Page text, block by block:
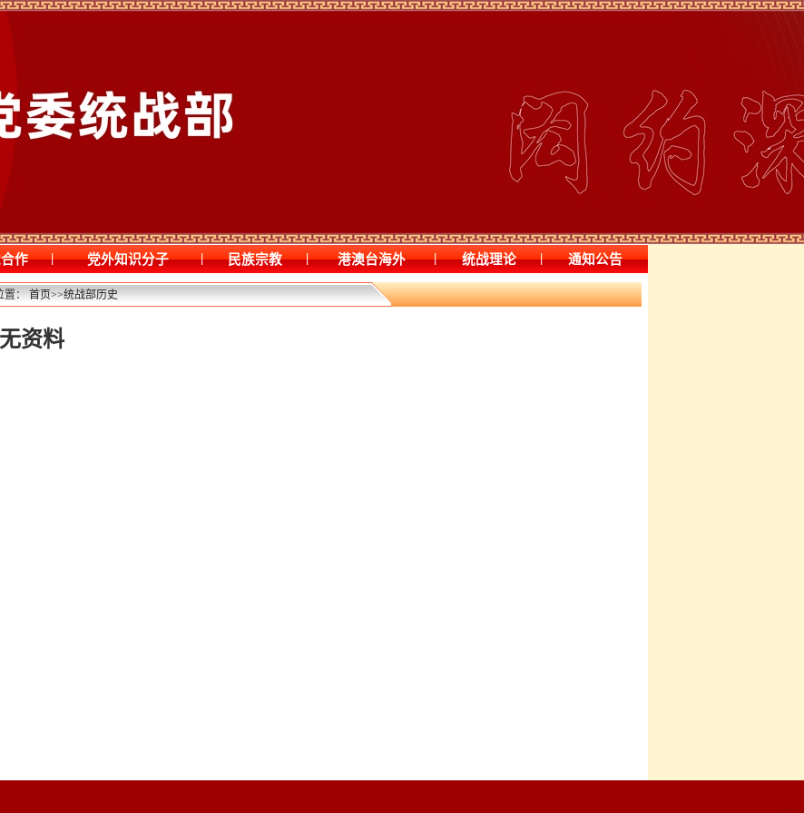
作 | 党外知识分子 | 民族宗教 | 港澳台海外 | 统战理论 | 通知公告
置：首页>>统战部历史
资料